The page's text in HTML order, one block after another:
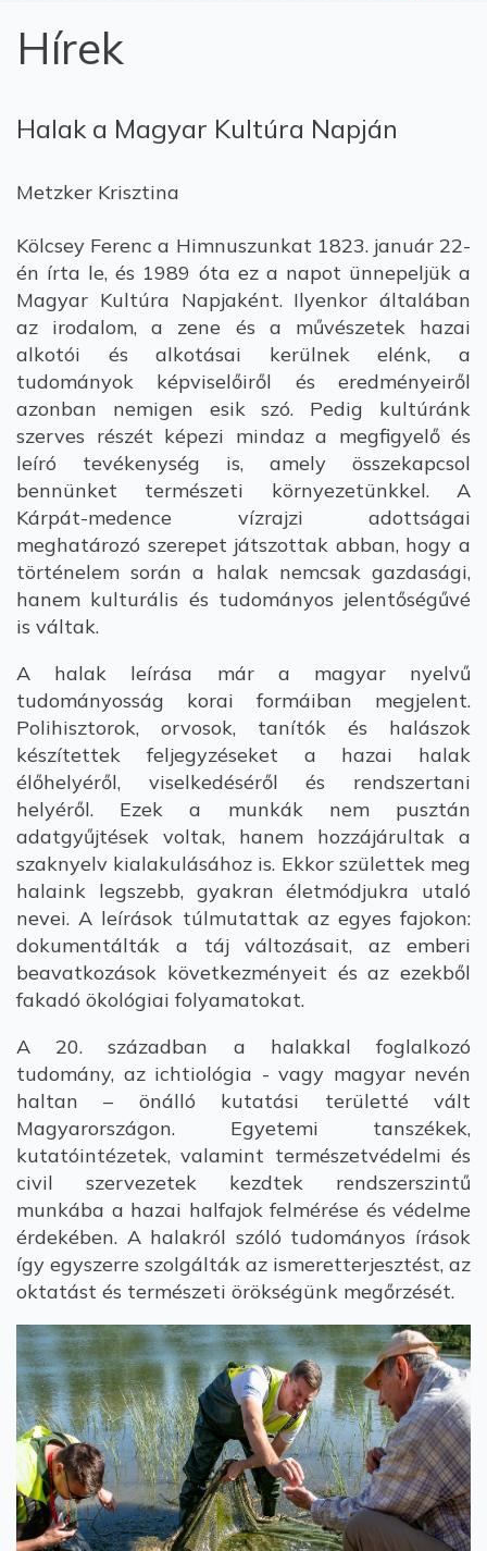
Hírek
Halak a Magyar Kultúra Napján
Metzker Krisztina
Kölcsey Ferenc a Himnuszunkat 1823. január 22-
én írta le, és 1989 óta ez a napot ünnepeljük a
Magyar Kultúra Napjaként. Ilyenkor általában
az irodalom, a zene és a művészetek hazai
alkotói és alkotásai kerülnek elénk, a
tudományok képviselőiről és eredményeiről
azonban nemigen esik szó. Pedig kultúránk
szerves részét képezi mindaz a megfigyelő és
leíró tevékenység is, amely összekapcsol
bennünket természeti környezetünkkel. A
Kárpát-medence vízrajzi adottságai
meghatározó szerepet játszottak abban, hogy a
történelem során a halak nemcsak gazdasági,
hanem kulturális és tudományos jelentőségűvé
is váltak.
A halak leírása már a magyar nyelvű
tudományosság korai formáiban megjelent.
Polihisztorok, orvosok, tanítók és halászok
készítettek feljegyzéseket a hazai halak
élőhelyéről, viselkedéséről és rendszertani
helyéről. Ezek a munkák nem pusztán
adatgyűjtések voltak, hanem hozzájárultak a
szaknyelv kialakulásához is. Ekkor születtek meg
halaink legszebb, gyakran életmódjukra utaló
nevei. A leírások túlmutattak az egyes fajokon:
dokumentálták a táj változásait, az emberi
beavatkozások következményeit és az ezekből
fakadó ökológiai folyamatokat.
A 20. században a halakkal foglalkozó
tudomány, az ichtiológia - vagy magyar nevén
haltan – önálló kutatási területté vált
Magyarországon. Egyetemi tanszékek,
kutatóintézetek, valamint természetvédelmi és
civil szervezetek kezdtek rendszerszintű
munkába a hazai halfajok felmérése és védelme
érdekében. A halakról szóló tudományos írások
így egyszerre szolgálták az ismeretterjesztést, az
oktatást és természeti örökségünk megőrzését.